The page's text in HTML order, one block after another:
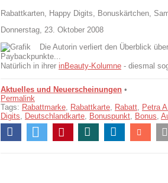
Rabattkarten, Happy Digits, Bonuskärtchen,
Donnerstag, 23. Oktober 2008
Die Autorin verliert den Überblick
Paybackpunkte...
Natürlich in ihrer inBeauty-Kolumne - diesmal
Aktuelles und Neuerscheinungen •
Permalink
Tags: Rabattmarke Rabattkarte Rabatt Petra
Digits
Deutschlandkarte Bonuspunkt Bonus